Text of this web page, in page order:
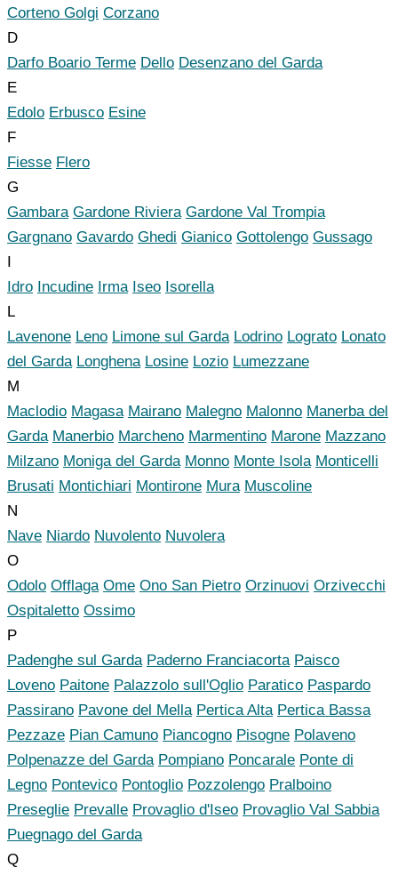
Corteno Golgi Corzano
D
Darfo Boario Terme Dello Desenzano del Garda
E
Edolo Erbusco Esine
F
Fiesse Flero
G
Gambara Gardone Riviera Gardone Val Trompia
Gargnano Gavardo Ghedi Gianico Gottolengo Gussago
I
Idro Incudine Irma Iseo Isorella
L
Lavenone Leno Limone sul Garda Lodrino Lograto Lonato
del Garda Longhena Losine Lozio Lumezzane
M
Maclodio Magasa Mairano Malegno Malonno Manerba del
Garda Manerbio Marcheno Marmentino Marone Mazzano
Milzano Moniga del Garda Monno Monte Isola Monticelli
Brusati Montichiari Montirone Mura Muscoline
N
Nave Niardo Nuvolento Nuvolera
O
Odolo Offlaga Ome Ono San Pietro Orzinuovi Orzivecchi
Ospitaletto Ossimo
P
Padenghe sul Garda Paderno Franciacorta Paisco
Loveno Paitone Palazzolo sull'Oglio Paratico Paspardo
Passirano Pavone del Mella Pertica Alta Pertica Bassa
Pezzaze Pian Camuno Piancogno Pisogne Polaveno
Polpenazze del Garda Pompiano Poncarale Ponte di
Legno Pontevico Pontoglio Pozzolengo Pralboino
Preseglie Prevalle Provaglio d'Iseo Provaglio Val Sabbia
Puegnago del Garda
Q